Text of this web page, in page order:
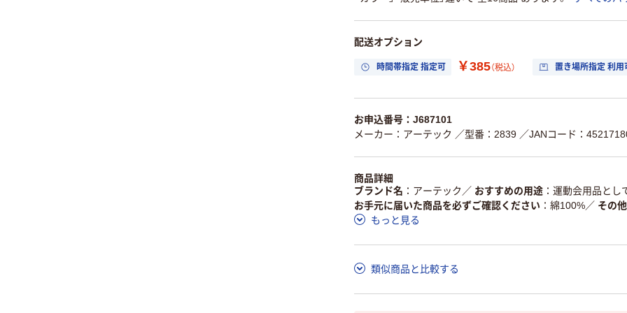
配送オプション
時間帯指定 指定可 ￥385（税込） 置き場所指定 利用
お申込番号：J687101
メーカー：アーテック ／型番：2839 ／JANコード：
商品詳細
ブランド名
アーテック ／ おすすめの用途
運動会用品とし
お手元に届いた商品を必ずご確認ください
綿100%／ その
もっと見る
類似商品と比較する